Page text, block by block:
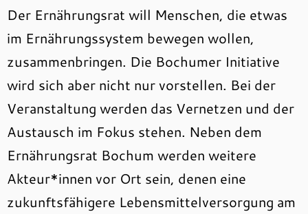
Der Ernährungsrat will Menschen, die etwas
im Ernährungssystem bewegen wollen,
zusammenbringen. Die Bochumer Initiative
wird sich aber nicht nur vorstellen. Bei der
Veranstaltung werden das Vernetzen und der
Austausch im Fokus stehen. Neben dem
Ernährungsrat Bochum werden weitere
Akteur*innen vor Ort sein, denen eine
zukunftsfähigere Lebensmittelversorgung am